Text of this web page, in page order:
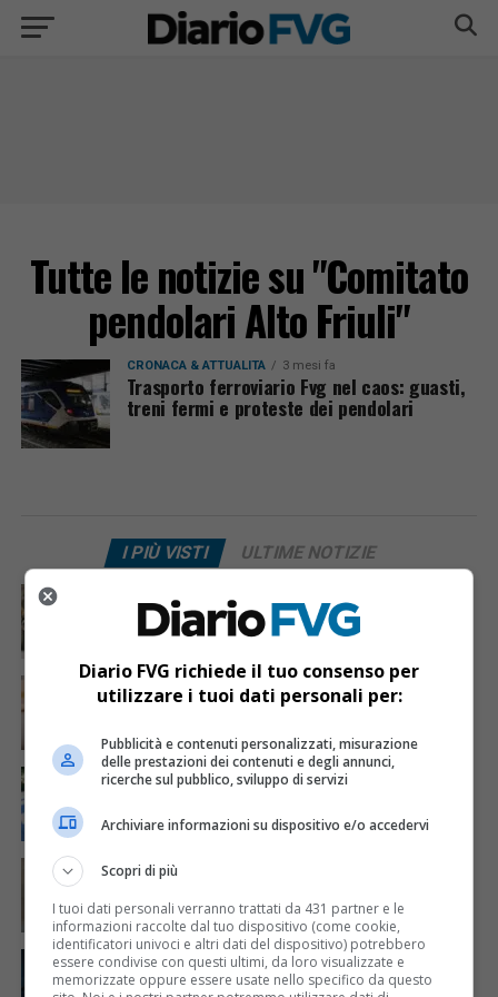
Tutte le notizie su "Comitato
pendolari Alto Friuli"
CRONACA & ATTUALITÀ 3 mesi fa
Trasporto ferroviario Fvg nel caos: guasti,
treni fermi e proteste dei pendolari
I PIÙ VISTI ULTIME NOTIZIE
Acqua da usare con cautela nell’Udinese: ecco tutte
le frazioni sotto osservazione
CRONACA & ATTUALITÀ 4 giorni fa
Mattia Ranghetti muore a 29 anni dopo la
CRONACA & ATTUALITÀ 2 giorni fa
Arrivano 142 nuovi poliziotti in Friuli-Venezia Giulia:
61 saranno assegnati a Trieste
CRONACA & ATTUALITÀ
Mattia Ranghetti morto dopo l’infortunio alle
Ferriere Nord, i sindacati: «Tragedia inaccettabile»
CRONACA & ATTUALITÀ 2 giorni fa
Ladri entrano in casa mentre la famiglia dorme:
Diario FVG richiede il tuo consenso per
utilizzare i tuoi dati personali per:
Pubblicità e contenuti personalizzati, misurazione
delle prestazioni dei contenuti e degli annunci,
ricerche sul pubblico, sviluppo di servizi
Archiviare informazioni su dispositivo e/o accedervi
Scopri di più
I tuoi dati personali verranno trattati da 431 partner e le
informazioni raccolte dal tuo dispositivo (come cookie,
identificatori univoci e altri dati del dispositivo) potrebbero
essere condivise con questi ultimi, da loro visualizzate e
memorizzate oppure essere usate nello specifico da questo